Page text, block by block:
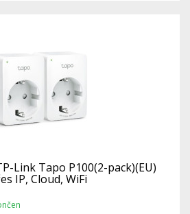
Link Tapo P100(2-pack)(EU)
IP, Cloud, WiFi